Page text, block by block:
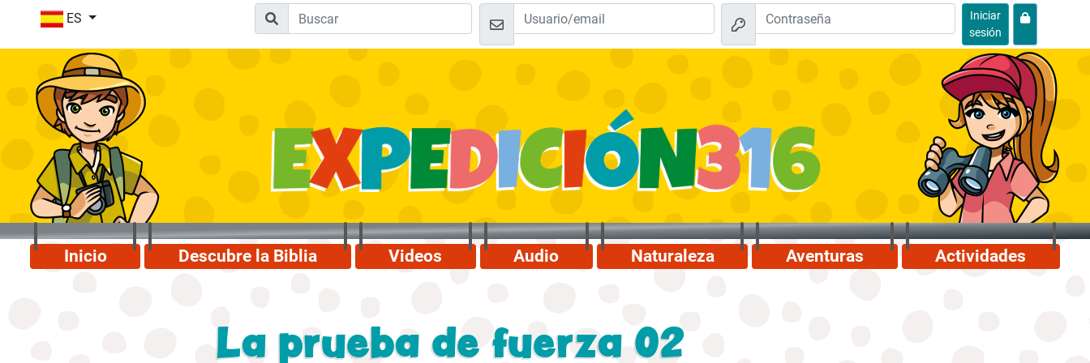
ES
Iniciar
sesión
Inicio Descubre la Biblia Videos Audio Naturaleza Aventuras Actividades
La prueba de fuerza 02